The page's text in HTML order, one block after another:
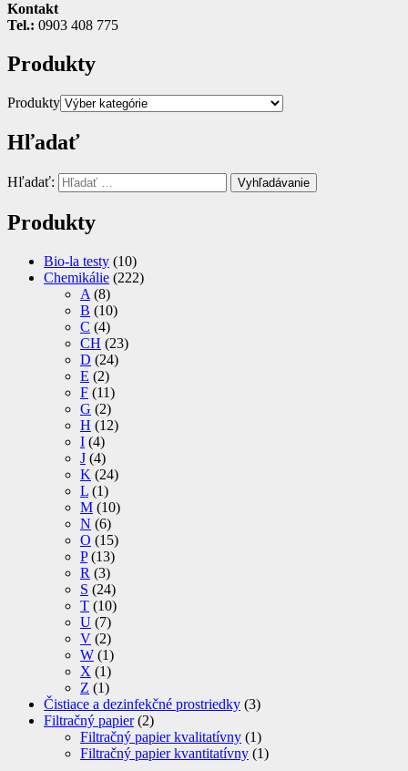
Kontakt
Tel.: 0903 408 775
Produkty
Produkty
Hľadať
Hľadať: Vyhľadávanie
Produkty
Bio-la testy (10)
Chemikálie (222)
A (8)
B (10)
C (4)
CH (23)
D (24)
E (2)
F (11)
G (2)
H (12)
I (4)
J (4)
K (24)
L (1)
M (10)
N (6)
O (15)
P(13)
R (3)
S (24)
T (10)
U (7)
V (2)
W (1)
X (1)
Z (1)
Čistiace a dezinfekčné prostriedky (3)
Filtračný papier(2)
Filtračný papier kvalitatívny (1)
Filtračný papier kvantitatívny (1)